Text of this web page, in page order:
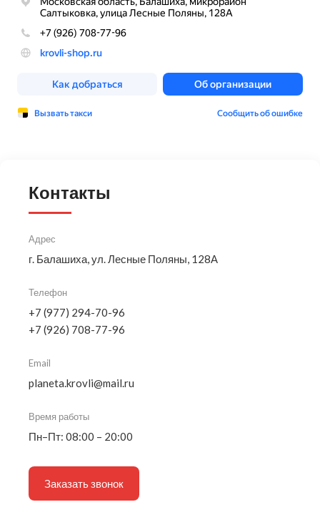
Контакты
Адрес
г. Балашиха, ул. Лесные Поляны, 128А
Телефон
+7 (977) 294-70-96
+7 (926) 708-77-96
Email
planeta.krovli@mail.ru
Время работы
Пн–Пт: 08:00 – 20:00
Заказать звонок